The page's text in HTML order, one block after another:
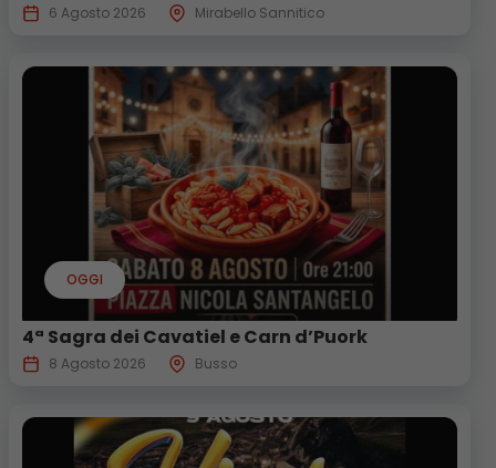
6 Agosto 2026 Mirabello Sannitico
OGGI
4ª Sagra dei Cavatiel e Carn d’Puork
8 Agosto 2026 Busso